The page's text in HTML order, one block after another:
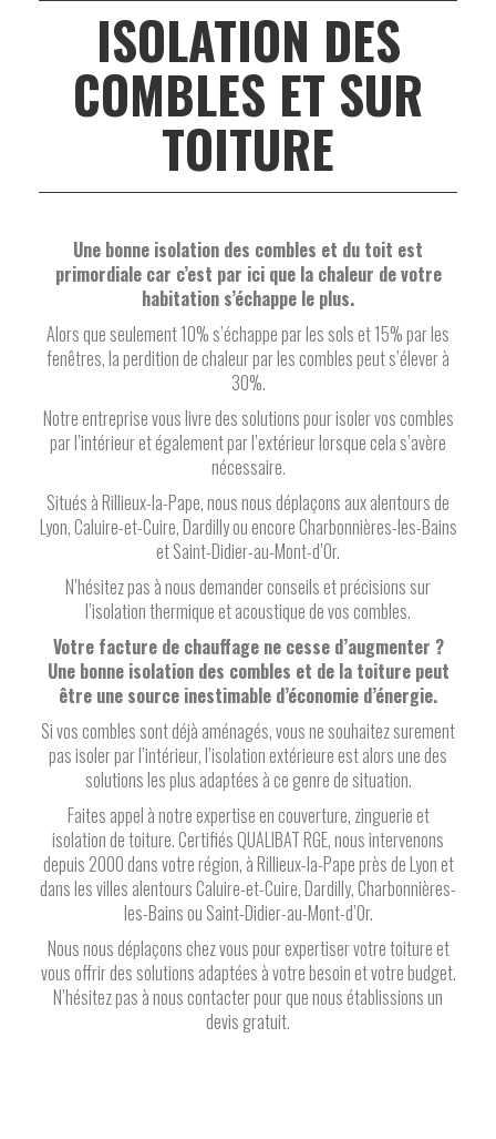
ISOLATION DES
COMBLES ET SUR
TOITURE
Une bonne isolation des combles et du toit est
primordiale car c’est par ici que la chaleur de votre
habitation s’échappe le plus.
Alors que seulement 10% s’échappe par les sols et 15% par les
fenêtres, la perdition de chaleur par les combles peut s’élever à
30%.
Notre entreprise vous livre des solutions pour isoler vos combles
par l’intérieur et également par l’extérieur lorsque cela s’avère
nécessaire.
Situés à Rillieux-la-Pape, nous nous déplaçons aux alentours de
Lyon, Caluire-et-Cuire, Dardilly ou encore Charbonnières-les-Bains
et Saint-Didier-au-Mont-d’Or.
N’hésitez pas à nous demander conseils et précisions sur
l’isolation thermique et acoustique de vos combles.
Votre facture de chauffage ne cesse d’augmenter ?
Une bonne isolation des combles et de la toiture peut
être une source inestimable d’économie d’énergie.
Si vos combles sont déjà aménagés, vous ne souhaitez surement
pas isoler par l’intérieur, l’isolation extérieure est alors une des
solutions les plus adaptées à ce genre de situation.
Faites appel à notre expertise en couverture, zinguerie et
isolation de toiture. Certifiés QUALIBAT RGE, nous intervenons
depuis 2000 dans votre région, à Rillieux-la-Pape près de Lyon et
dans les villes alentours Caluire-et-Cuire, Dardilly, Charbonnières-
les-Bains ou Saint-Didier-au-Mont-d’Or.
Nous nous déplaçons chez vous pour expertiser votre toiture et
vous offrir des solutions adaptées à votre besoin et votre budget.
N’hésitez pas à nous contacter pour que nous établissions un
devis gratuit.